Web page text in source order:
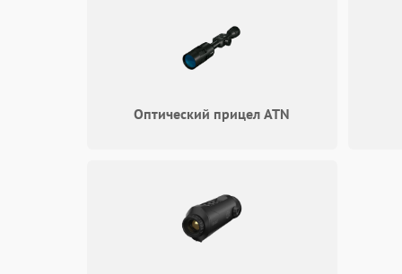
Оптический прицел ATN